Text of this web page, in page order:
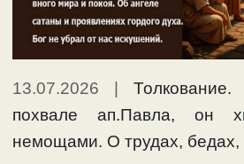
13.07.2026
похвале ап.Павла, он
немощами. О трудах,